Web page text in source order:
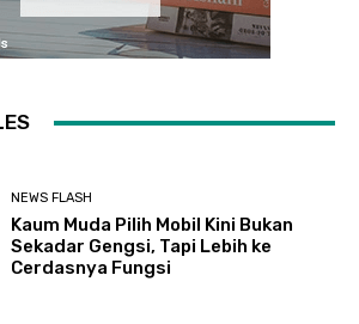
NEWS FLASH
Kaum Muda Pilih Mobil Kini Bukan
Sekadar Gengsi, Tapi Lebih ke
Cerdasnya Fungsi